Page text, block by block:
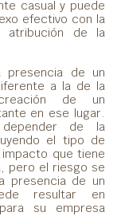
casual y puede
efectivo con la
atribución de la
de un
a la de la
de un
en ese lugar.
de la
el tipo de
que tiene
pero el riesgo se
presencia de un
resultar en
su empresa